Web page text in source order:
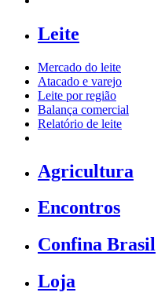
Leite
Mercado do leite
Atacado e varejo
Leite por região
Balança comercial
Relatório de leite
Agricultura
Encontros
Confina Brasil
Loja